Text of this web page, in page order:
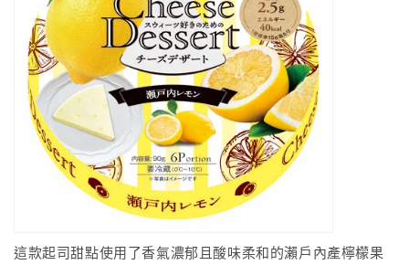
這款起司甜點使用了香氣濃郁且酸味柔和的瀨戶內產檸檬果